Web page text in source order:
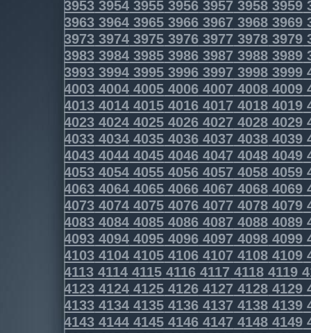
3953 3954 3955 3956 3957 3958 3959
3963 3964 3965 3966 3967 3968 3969
3973 3974 3975 3976 3977 3978 3979
3983 3984 3985 3986 3987 3988 3989
3993 3994 3995 3996 3997 3998 3999
4003 4004 4005 4006 4007 4008 4009
4013 4014 4015 4016 4017 4018 4019
4023 4024 4025 4026 4027 4028 4029
4033 4034 4035 4036 4037 4038 4039
4043 4044 4045 4046 4047 4048 4049
4053 4054 4055 4056 4057 4058 4059
4063 4064 4065 4066 4067 4068 4069
4073 4074 4075 4076 4077 4078 4079
4083 4084 4085 4086 4087 4088 4089
4093 4094 4095 4096 4097 4098 4099
4103 4104 4105 4106 4107 4108 4109
4113 4114 4115 4116 4117 4118 4119
4123 4124 4125 4126 4127 4128 4129
4133 4134 4135 4136 4137 4138 4139
4143 4144 4145 4146 4147 4148 4149